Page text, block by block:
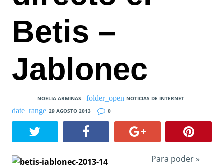
Betis –
Jablonec
NOELIA ARMINAS
NOTICIAS DE INTERNET
29 AGOSTO 2013
0
Para poder »